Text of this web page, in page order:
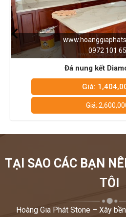
Đá
TẠI SAO CÁC BẠN
TÔI
Hoàng Gia Phát Stone – Xây